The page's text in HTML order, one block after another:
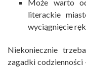
Może warto
literackie
wyciągnięcie
Niekoniecznie
zagadki codzienności